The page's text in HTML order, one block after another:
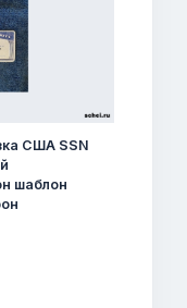
США SSN
шаблон